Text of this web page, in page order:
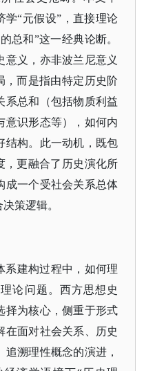
学“元假设”，直接理论
总和”这一经典论断。
意义，亦非波兰尼意义
，而是指由特定历史阶
系总和（包括物质利益
意识形态等），如何内
结构。此一动机，既包
，更融合了历史演化所
成一个受社会关系总体
策逻辑。
系建构过程中，如何理
论问题。西方思想史
择为核心，侧重于形式
在面对社会关系、历史
溯理性概念的演进，